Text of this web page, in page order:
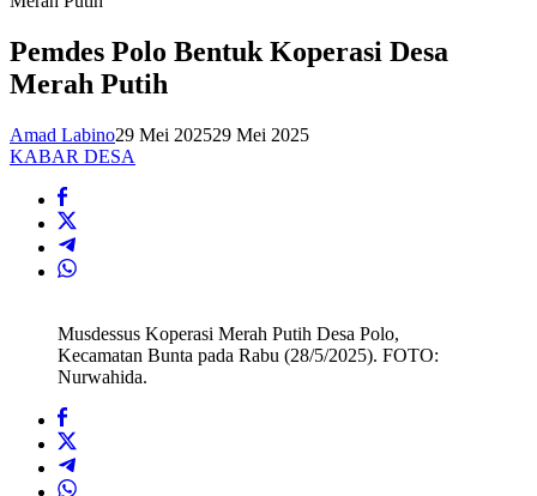
Pemdes Polo Bentuk Koperasi Desa
Merah Putih
Amad Labino29 Mei 202529 Mei 2025
KABAR DESA
Musdessus Koperasi Merah Putih Desa Polo,
Kecamatan Bunta pada Rabu (28/5/2025). FOTO:
Nurwahida.